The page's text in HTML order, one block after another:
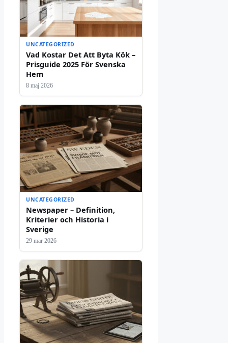
UNCATEGORIZED
Vad Kostar Det Att Byta Kök –
Prisguide 2025 För Svenska
Hem
8 maj 2026
UNCATEGORIZED
Newspaper – Definition,
Kriterier och Historia i
Sverige
29 mar 2026